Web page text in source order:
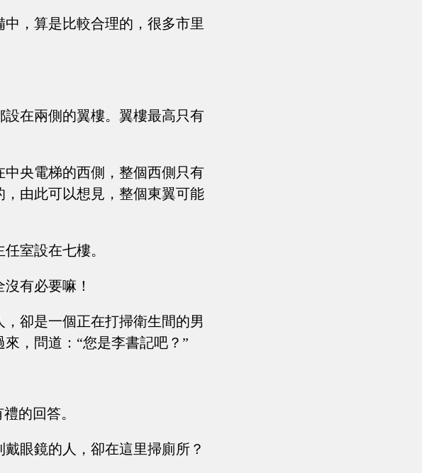
，算是比較合理的，很多市里
在兩側的翼樓。翼樓最高只有
央電梯的西側，整個西側只有
由此可以想見，整個東翼可能
室設在七樓。
有必要嘛！
卻是一個正在打掃衛生間的男
，問道：“您是李書記吧？”
的回答。
眼鏡的人，卻在這里掃廁所？